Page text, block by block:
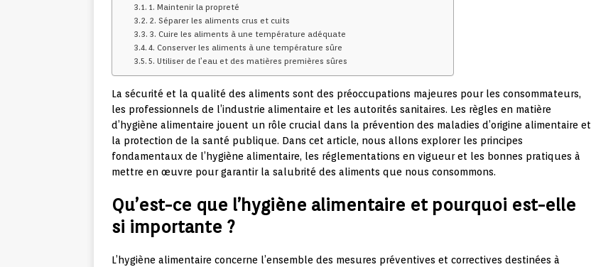
1. Maintenir la propreté
2. Séparer les aliments crus et cuits
3. Cuire les aliments à une température adéquate
4. Conserver les aliments à une température sûre
5. Utiliser de l’eau et des matières premières sûres
La sécurité et la qualité des aliments sont des préoccupations majeures pour les consommateurs,
les professionnels de l’industrie alimentaire et les autorités sanitaires. Les règles en matière
d’hygiène alimentaire jouent un rôle crucial dans la prévention des maladies d’origine alimentaire et
la protection de la santé publique. Dans cet article, nous allons explorer les principes
fondamentaux de l’hygiène alimentaire, les réglementations en vigueur et les bonnes pratiques à
mettre en œuvre pour garantir la salubrité des aliments que nous consommons.
Qu’est-ce que l’hygiène alimentaire et pourquoi est-elle
si importante ?
L’hygiène alimentaire concerne l’ensemble des mesures préventives et correctives destinées à